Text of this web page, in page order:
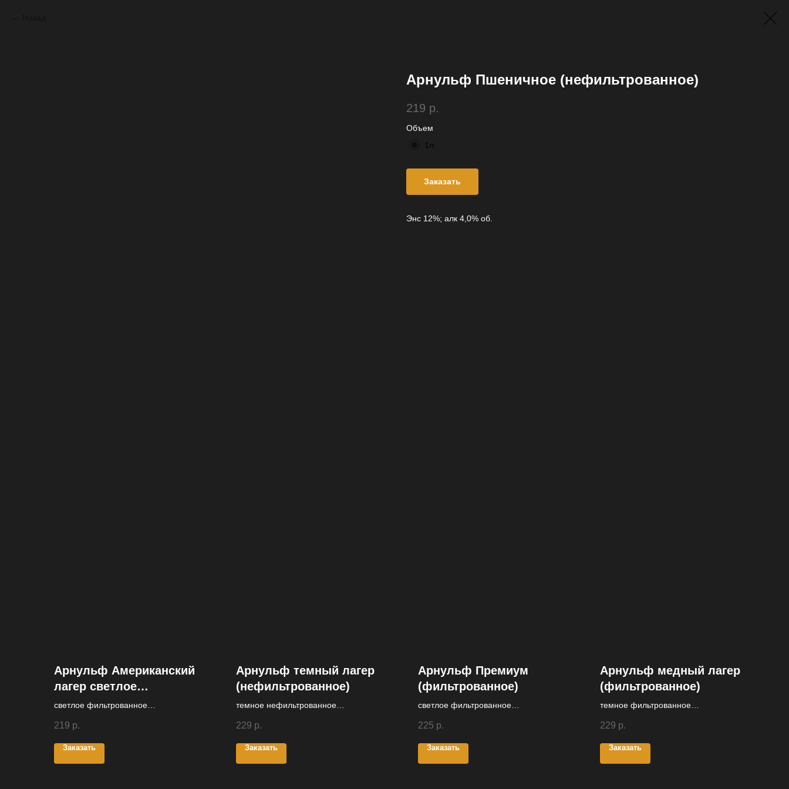
Арнульф Пшеничное (нефильтрованное)
219 р.
Объем
1л
Заказать
Энс 12%; алк 4,0% об.
Арнульф Американский
лагер светлое
(фильтрованное)
светлое фильтрованное
219 р.
Заказать
Арнульф темный лагер
(нефильтрованное)
темное нефильтрованное
229 р.
Заказать
Арнульф Премиум
(фильтрованное)
светлое фильтрованное
225 р.
Заказать
Арнульф медный лагер
(фильтрованное)
темное фильтрованное
229 р.
Заказать